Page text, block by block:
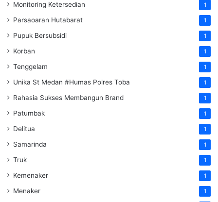
Monitoring Ketersedian 1
Parsaoaran Hutabarat 1
Pupuk Bersubsidi 1
Korban 1
Tenggelam 1
Unika St Medan #Humas Polres Toba 1
Rahasia Sukses Membangun Brand 1
Patumbak 1
Delitua 1
Samarinda 1
Truk 1
Kemenaker 1
Menaker 1